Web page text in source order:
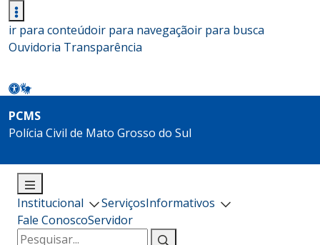
ir para conteúdoir para navegaçãoir para busca
Ouvidoria Transparência
PCMS
Polícia Civil de Mato Grosso do Sul
Institucional ServiçosInformativos
Fale ConoscoServidor
Pesquisar